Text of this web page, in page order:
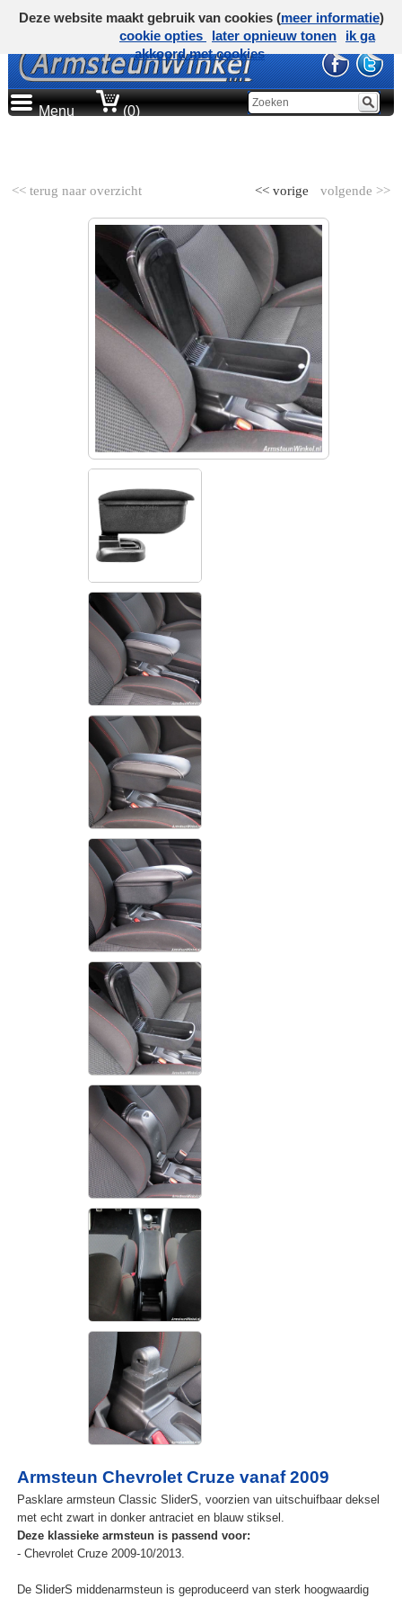
Menu (0)
<< terug naar overzicht volgende >>
<< vorige
Armsteun Chevrolet Cruze vanaf 2009
Pasklare armsteun Classic SliderS, voorzien van uitschuifbaar deksel
met echt zwart in donker antraciet en blauw stiksel.
Deze klassieke armsteun is passend voor:
- Chevrolet Cruze 2009-10/2013.
De SliderS middenarmsteun is geproduceerd van sterk hoogwaardig
Deze website maakt gebruik van cookies (meer informatie)
cookie opties
later opnieuw tonen
ik ga
akkoord met cookies